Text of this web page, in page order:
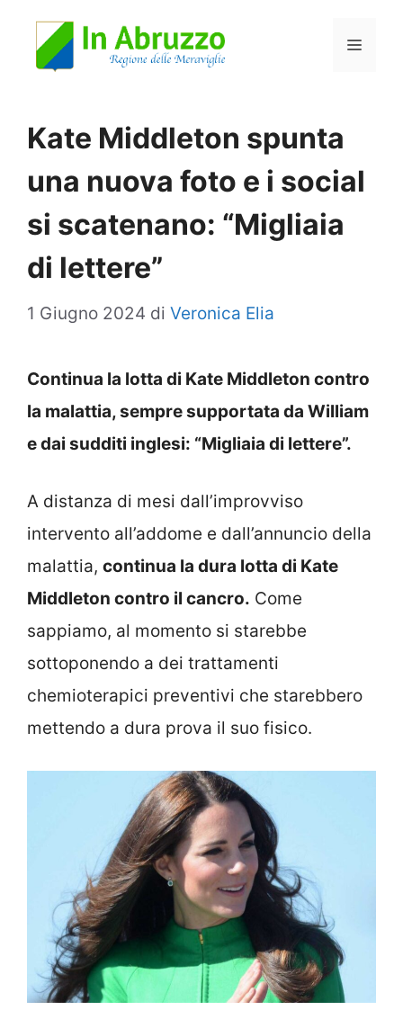
Menu
Kate Middleton spunta
una nuova foto e i social
si scatenano: “Migliaia
di lettere”
1 Giugno 2024 di Veronica Elia
Continua la lotta di Kate Middleton contro
la malattia, sempre supportata da William
e dai sudditi inglesi: “Migliaia di lettere”.
A distanza di mesi dall’improvviso
intervento all’addome e dall’annuncio della
malattia, continua la dura lotta di Kate
Middleton contro il cancro. Come
sappiamo, al momento si starebbe
sottoponendo a dei trattamenti
chemioterapici preventivi che starebbero
mettendo a dura prova il suo fisico.